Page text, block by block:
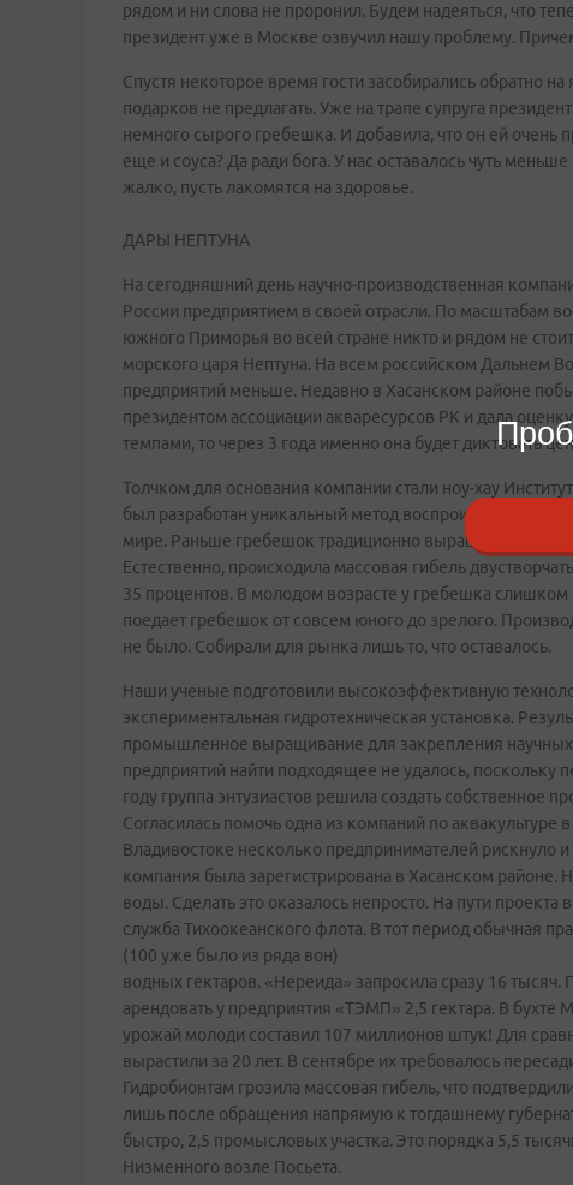
рядом и ни слова не проронил. Будем надеяться, что
президент уже в Москве озвучил нашу проблему.
Спустя некоторое время гости засобирались обратно
подарков не предлагать. Уже на трапе супруга
немного сырого гребешка. И добавила, что он ей
еще и соуса? Да ради бога. У нас оставалось чуть
жалко, пусть лакомятся на здоровье.
ДАРЫ НЕПТУНА
На сегодняшний день научно-производственная
России предприятием в своей отрасли. По масштабам
южного Приморья во всей стране никто и рядом не
морского царя Нептуна. На всем российском Дальнем
предприятий меньше. Недавно в Хасанском районе
президентом ассоциации акваресурсов РК и дала
темпами, то через 3 года именно она будет диктовать
Толчком для основания компании стали ноу-хау
был разработан уникальный метод воспроизводства
мире. Раньше гребешок традиционно выращивали на
Естественно, происходила массовая гибель
35 процентов. В молодом возрасте у гребешка
поедает гребешок от совсем юного до зрелого.
не было. Собирали для рынка лишь то, что оставалось.
Наши ученые подготовили высокоэффективную
экспериментальная гидротехническая установка.
промышленное выращивание для закрепления
предприятий найти подходящее не удалось,
году группа энтузиастов решила создать собственное
Согласилась помочь одна из компаний по
Владивостоке несколько предпринимателей рискнуло
компания была зарегистрирована в Хасанском районе.
воды. Сделать это оказалось непросто. На пути проекта
служба Тихоокеанского флота. В тот период обычная
(100 уже было из ряда вон)
водных гектаров. «Нереида» запросила сразу 16
арендовать у предприятия «ТЭМП» 2,5 гектара. В бухте
урожай молоди составил 107 миллионов штук! Для
вырастили за 20 лет. В сентябре их требовалось
Гидробионтам грозила массовая гибель, что
лишь после обращения напрямую к тогдашнему
быстро, 2,5 промысловых участка. Это порядка 5,5
Низменного возле Посьета.